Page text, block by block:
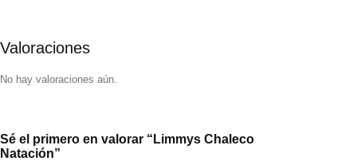
Valoraciones
No hay valoraciones aún.
Sé el primero en valorar “Limmys Chaleco
Natación”